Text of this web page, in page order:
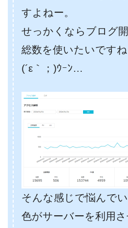
すよねー。
せっかくならブログ
総数を使いたいですね
(´ε｀；)ｳｰﾝ…
そんな感じで悩んで
色がサーバーを利用